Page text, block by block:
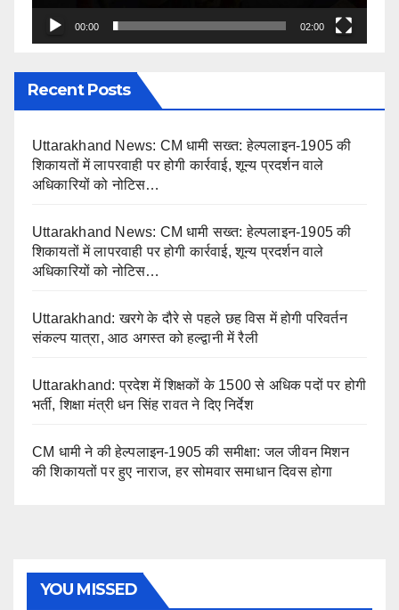
00:00 02:00
Recent Posts
Uttarakhand News: CM धामी सख्त: हेल्पलाइन-1905 की
शिकायतों में लापरवाही पर होगी कार्रवाई, शून्य प्रदर्शन वाले
अधिकारियों को नोटिस…
Uttarakhand News: CM धामी सख्त: हेल्पलाइन-1905 की
शिकायतों में लापरवाही पर होगी कार्रवाई, शून्य प्रदर्शन वाले
अधिकारियों को नोटिस…
Uttarakhand: खरगे के दौरे से पहले छह विस में होगी परिवर्तन
संकल्प यात्रा, आठ अगस्त को हल्द्वानी में रैली
Uttarakhand: प्रदेश में शिक्षकों के 1500 से अधिक पदों पर होगी
भर्ती, शिक्षा मंत्री धन सिंह रावत ने दिए निर्देश
CM धामी ने की हेल्पलाइन-1905 की समीक्षा: जल जीवन मिशन
की शिकायतों पर हुए नाराज, हर सोमवार समाधान दिवस होगा
YOU MISSED